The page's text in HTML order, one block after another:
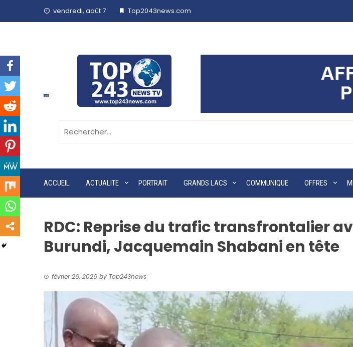
vendredi, août 7 Top2043news.com
ACCUEIL ACTUALITE PORTRAIT GRANDS LACS COMMUNIQUE OFFRES
RDC: Reprise du trafic transfrontalier
Burundi, Jacquemain Shabani en tête
février 26, 2026 by Top243news